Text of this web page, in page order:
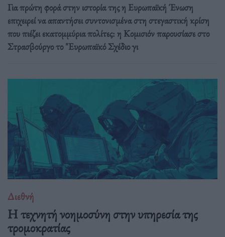
Για πρώτη φορά στην ιστορία της η Ευρωπαϊκή Ένωση
επιχειρεί να απαντήσει συντονισμένα στη στεγαστική κρίση
που πιέζει εκατομμύρια πολίτες: η Κομισιόν παρουσίασε στο
Στρασβούργο το "Ευρωπαϊκό Σχέδιο γι
Διεθνή
Η τεχνητή νοημοσύνη στην υπηρεσία της
τρομοκρατίας